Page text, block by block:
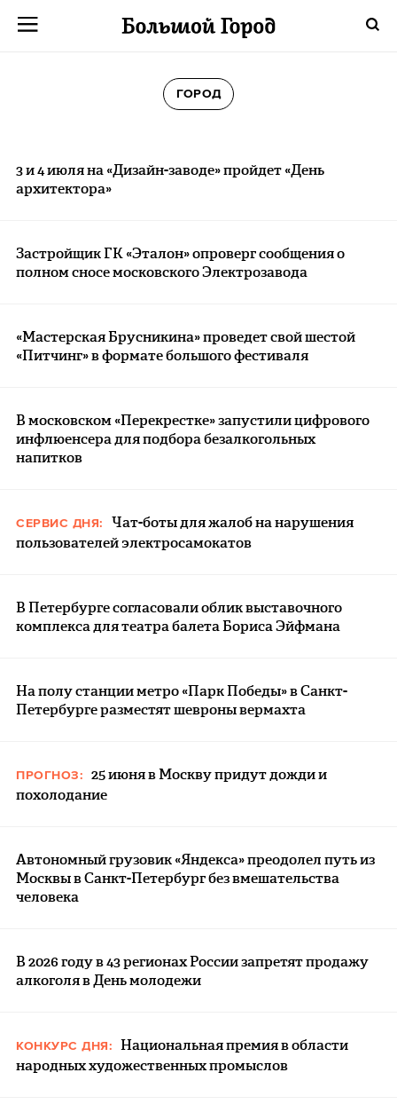
ГОРОД
3 и 4 июля на «Дизайн-заводе» пройдет «День
архитектора»
Застройщик ГК «Эталон» опроверг сообщения о
полном сносе московского Электрозавода
«Мастерская Брусникина» проведет свой шестой
«Питчинг» в формате большого фестиваля
В московском «Перекрестке» запустили цифрового
инфлюенсера для подбора безалкогольных
напитков
СЕРВИС ДНЯ:
Чат-боты для жалоб на нарушения
пользователей электросамокатов
В Петербурге согласовали облик выставочного
комплекса для театра балета Бориса Эйфмана
На полу станции метро «Парк Победы» в Санкт-
Петербурге разместят шевроны вермахта
ПРОГНОЗ: 25 июня в Москву придут дожди и
похолодание
Автономный грузовик «Яндекса» преодолел путь из
Москвы в Санкт-Петербург без вмешательства
человека
В 2026 году в 43 регионах России запретят продажу
алкоголя в День молодежи
КОНКУРС ДНЯ: Национальная премия в области
народных художественных промыслов